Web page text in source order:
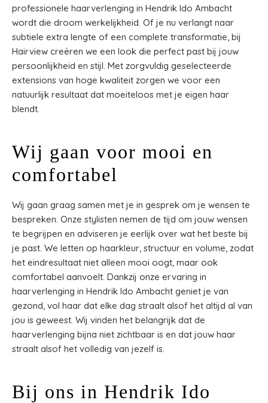
professionele haarverlenging in Hendrik Ido Ambacht
wordt die droom werkelijkheid. Of je nu verlangt naar
subtiele extra lengte of een complete transformatie, bij
Hairview creëren we een look die perfect past bij jouw
persoonlijkheid en stijl. Met zorgvuldig geselecteerde
extensions van hoge kwaliteit zorgen we voor een
natuurlijk resultaat dat moeiteloos met je eigen haar
blendt.
Wij gaan voor mooi en
comfortabel
Wij gaan graag samen met je in gesprek om je wensen te
bespreken. Onze stylisten nemen de tijd om jouw wensen
te begrijpen en adviseren je eerlijk over wat het beste bij
je past. We letten op haarkleur, structuur en volume, zodat
het eindresultaat niet alleen mooi oogt, maar ook
comfortabel aanvoelt. Dankzij onze ervaring in
haarverlenging in Hendrik Ido Ambacht geniet je van
gezond, vol haar dat elke dag straalt alsof het altijd al van
jou is geweest. Wij vinden het belangrijk dat de
haarverlenging bijna niet zichtbaar is en dat jouw haar
straalt alsof het volledig van jezelf is.
Bij ons in Hendrik Ido